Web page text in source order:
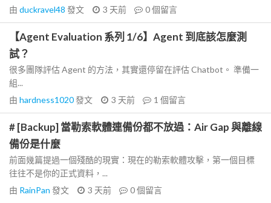
由 duckravel48 發文 3 天前 0個留言
【Agent Evaluation 系列 1/6】Agent 到底該怎麼測
試？
很多團隊評估 Agent 的方法，其實還停留在評估 Chatbot。 準備一
組...
由 hardness1020發文 3 天前 1 個留言
# [Backup] 當勒索軟體連備份都不放過：Air Gap 與離線
備份是什麼
前面幾篇提過一個殘酷的現實：現在的勒索軟體攻擊，第一個目標
往往不是你的正式資料，...
由 RainPan 發文 3 天前 0個留言